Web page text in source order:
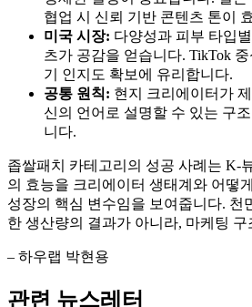
협업 시 신뢰 기반 콘텐츠 톤이
미국 시장: 다양성과 피부 타입
츠가 공감을 얻습니다. TikTok
기 인지도 확보에 유리합니다.
공통 원칙: 현지 크리에이터가
신의 언어로 설명할 수 있는 구
니다.
좁쌀패치 카테고리의 성공 사례는 K-
의 효능을 크리에이터 생태계와 어떻
성장의 핵심 변수임을 보여줍니다. 천
한 생산량의 결과가 아니라, 마케팅
– 하우랩 박현용
관련 뉴스레터